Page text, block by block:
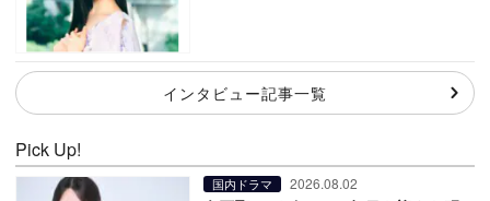
インタビュー記事一覧
Pick Up!
国内ドラマ 2026.08.02